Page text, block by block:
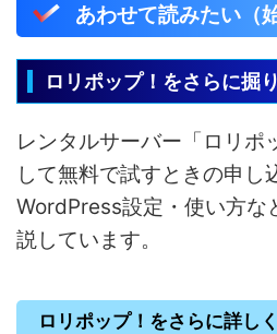
あわせて読みたい（
ロリポップ！をさらに掘
レンタルサーバー「ロリポ
して無料で試すときの申し
WordPress設定・使い方な
説しています。
ロリポップ！をさらに詳しく